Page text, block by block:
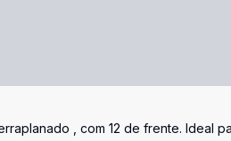
, com 12 de frente. Ideal